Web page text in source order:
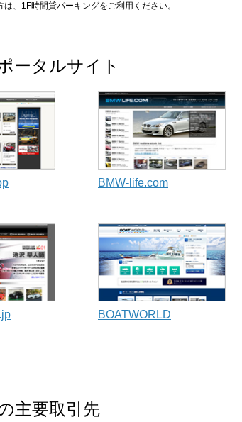
、1F時間貸パーキングをご利用ください。
ータルサイト
BMW-life.com
BOATWORLD
主要取引先